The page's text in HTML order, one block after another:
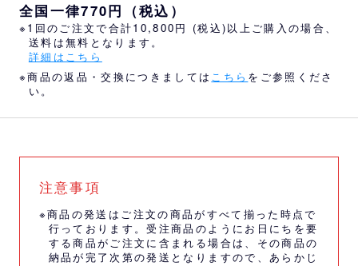
全国一律770円（税込）
※1回のご注文で合計10,800円 (税込)以上ご購入の場合、
送料は無料となります。
詳細はこちら
※商品の返品・交換につきましては こちら をご参照くださ
い。
注意事項
※商品の発送はご注文の商品がすべて揃った時点で
行っております。受注商品のようにお日にちを要
する商品がご注文に含まれる場合は、その商品の
納品が完了次第の発送となりますので、あらかじ